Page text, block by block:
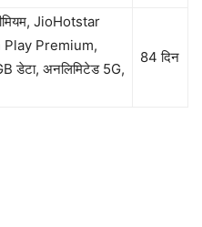
JioHotstar
Premium,
डेटा, अनलिमिटेड 5G,
84 दिन